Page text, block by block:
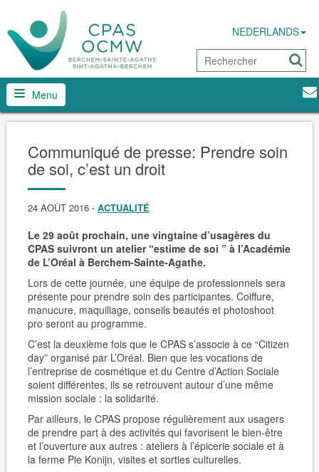
NEDERLANDS
Menu
Communiqué de presse: Prendre soin
de soi, c’est un droit
24 AOÛT 2016 - ACTUALITÉ
Le 29 août prochain, une vingtaine d’usagères du
CPAS suivront un atelier “estime de soi ” à l’Académie
de L’Oréal à Berchem-Sainte-Agathe.
Lors de cette journée, une équipe de professionnels sera
présente pour prendre soin des participantes. Coiffure,
manucure, maquillage, conseils beautés et photoshoot
pro seront au programme.
C’est la deuxième fois que le CPAS s’associe à ce “Citizen
day” organisé par L’Oréal. Bien que les vocations de
l’entreprise de cosmétique et du Centre d’Action Sociale
soient différentes, ils se retrouvent autour d’une même
mission sociale : la solidarité.
Par ailleurs, le CPAS propose régulièrement aux usagers
de prendre part à des activités qui favorisent le bien-être
et l’ouverture aux autres : ateliers à l’épicerie sociale et à
la ferme Pie Konijn, visites et sorties culturelles.